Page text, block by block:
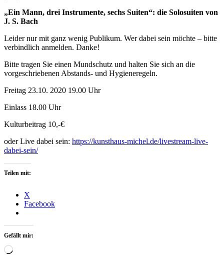
„Ein Mann, drei Instrumente, sechs Suiten“: die Solosuiten von
J. S. Bach
Leider nur mit ganz wenig Publikum. Wer dabei sein möchte – bitte
verbindlich anmelden. Danke!
Bitte tragen Sie einen Mundschutz und halten Sie sich an die
vorgeschriebenen Abstands- und Hygieneregeln.
Freitag 23.10. 2020 19.00 Uhr
Einlass 18.00 Uhr
Kulturbeitrag 10,-€
oder Live dabei sein: https://kunsthaus-michel.de/livestream-live-
dabei-sein/
Teilen mit:
X
Facebook
Gefällt mir:
Wird